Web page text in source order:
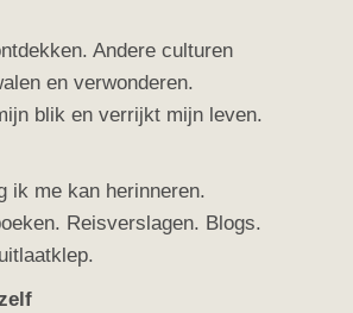
Andere culturen
en verwonderen.
blik en verrijkt mijn leven.
ik me kan herinneren.
Reisverslagen. Blogs.